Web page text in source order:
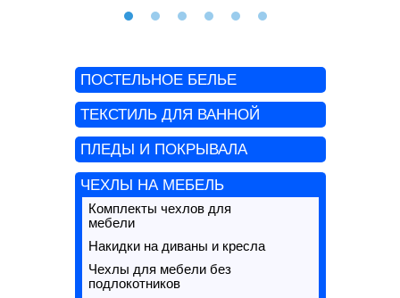
ПОСТЕЛЬНОЕ БЕЛЬЕ
ТЕКСТИЛЬ ДЛЯ ВАННОЙ
ПЛЕДЫ И ПОКРЫВАЛА
ЧЕХЛЫ НА МЕБЕЛЬ
Комплекты чехлов для
мебели
Накидки на диваны и кресла
Чехлы для мебели без
подлокотников